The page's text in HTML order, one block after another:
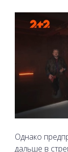
Однако
дальше в